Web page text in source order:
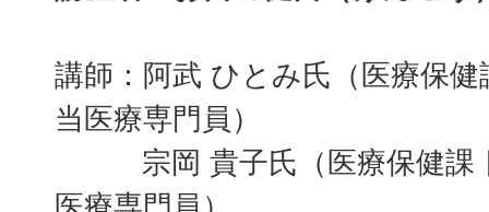
講師：阿武 ひとみ氏（医療保
当医療専門員）
宗岡 貴子氏（医療保健課